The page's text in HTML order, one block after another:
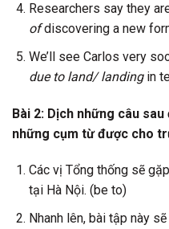
Researchers say they
ofdiscovering a new
We’ll see Carlos very
due to land/ landingin
Bài 2: Dịch những câu
những cụm từ được cho
Các vị Tổng thống sẽ
tại Hà Nội. (be to)
Nhanh lên, bài tập này